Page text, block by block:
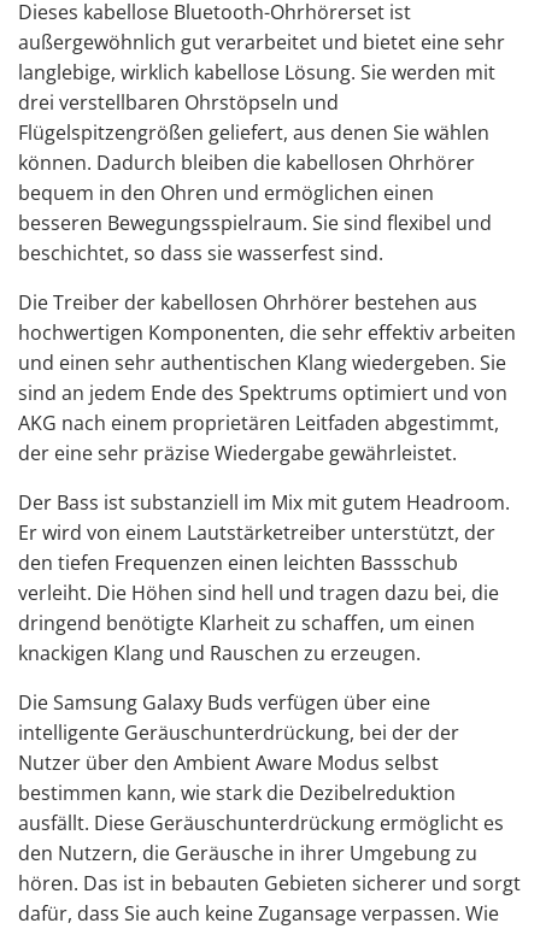
Dieses kabellose Bluetooth-Ohrhörerset ist
außergewöhnlich gut verarbeitet und bietet eine sehr
langlebige, wirklich kabellose Lösung. Sie werden mit
drei verstellbaren Ohrstöpseln und
Flügelspitzengrößen geliefert, aus denen Sie wählen
können. Dadurch bleiben die kabellosen Ohrhörer
bequem in den Ohren und ermöglichen einen
besseren Bewegungsspielraum. Sie sind flexibel und
beschichtet, so dass sie wasserfest sind.
Die Treiber der kabellosen Ohrhörer bestehen aus
hochwertigen Komponenten, die sehr effektiv arbeiten
und einen sehr authentischen Klang wiedergeben. Sie
sind an jedem Ende des Spektrums optimiert und von
AKG nach einem proprietären Leitfaden abgestimmt,
der eine sehr präzise Wiedergabe gewährleistet.
Der Bass ist substanziell im Mix mit gutem Headroom.
Er wird von einem Lautstärketreiber unterstützt, der
den tiefen Frequenzen einen leichten Bassschub
verleiht. Die Höhen sind hell und tragen dazu bei, die
dringend benötigte Klarheit zu schaffen, um einen
knackigen Klang und Rauschen zu erzeugen.
Die Samsung Galaxy Buds verfügen über eine
intelligente Geräuschunterdrückung, bei der der
Nutzer über den Ambient Aware Modus selbst
bestimmen kann, wie stark die Dezibelreduktion
ausfällt. Diese Geräuschunterdrückung ermöglicht es
den Nutzern, die Geräusche in ihrer Umgebung zu
hören. Das ist in bebauten Gebieten sicherer und sorgt
dafür, dass Sie auch keine Zugansage verpassen. Wie